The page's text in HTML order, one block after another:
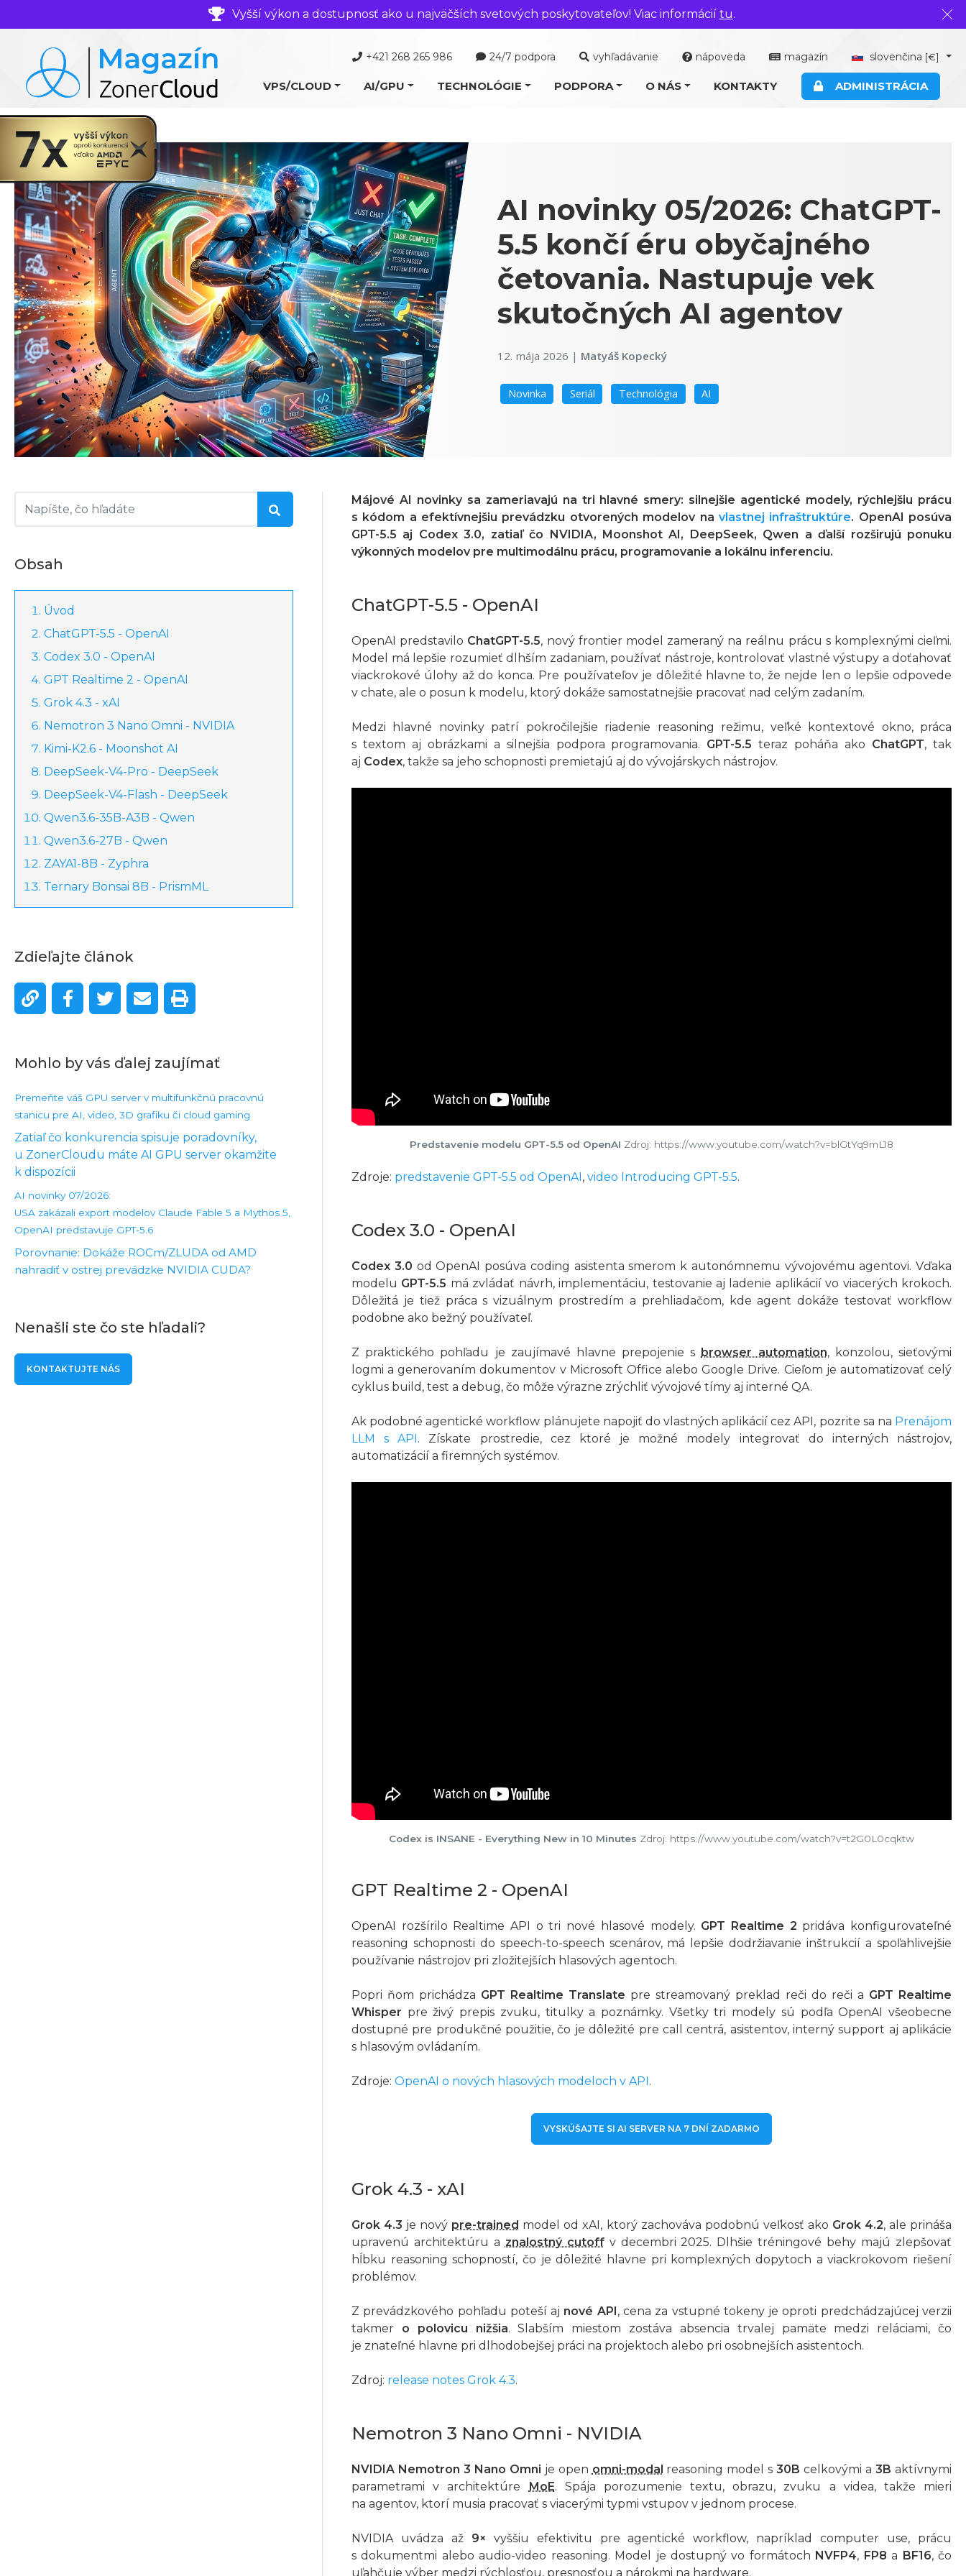
Vyšší výkon a dostupnosť ako u najväčších svetových poskytovateľov! Viac informácií tu.
+421 268 265 986 24/7 podpora vyhľadávanie nápoveda magazín slovenčina [€]
VPS/CLOUD AI/GPU TECHNOLÓGIE PODPORA O NÁS KONTAKTY ADMINISTRÁCIA
AI novinky 05/2026: ChatGPT-
5.5 končí éru obyčajného
četovania. Nastupuje vek
skutočných AI agentov
12. mája 2026 | Matyáš Kopecký
Novinka Seriál Technológia AI
Obsah
Úvod
ChatGPT-5.5 - OpenAI
Codex 3.0 - OpenAI
GPT Realtime 2 - OpenAI
Grok 4.3 - xAI
Nemotron 3 Nano Omni - NVIDIA
Kimi-K2.6 - Moonshot AI
DeepSeek-V4-Pro - DeepSeek
DeepSeek-V4-Flash - DeepSeek
Qwen3.6-35B-A3B - Qwen
Qwen3.6-27B - Qwen
ZAYA1-8B - Zyphra
Ternary Bonsai 8B - PrismML
Zdieľajte článok
Mohlo by vás ďalej zaujímať
Premeňte váš GPU server v multifunkčnú pracovnú
stanicu pre AI, video, 3D grafiku či cloud gaming
Zatiaľ čo konkurencia spisuje poradovníky,
u ZonerCloudu máte AI GPU server okamžite
k dispozícii
AI novinky 07/2026:
USA zakázali export modelov Claude Fable 5 a Mythos 5,
OpenAI predstavuje GPT-5.6
Porovnanie: Dokáže ROCm/ZLUDA od AMD
nahradiť v ostrej prevádzke NVIDIA CUDA?
Nenašli ste čo ste hľadali?
KONTAKTUJTE NÁS
Májové AI novinky sa zameriavajú na tri hlavné smery: silnejšie agentické modely, rýchlejšiu prácu
s kódom a efektívnejšiu prevádzku otvorených modelov na vlastnej infraštruktúre. OpenAI posúva
GPT-5.5 aj Codex 3.0, zatiaľ čo NVIDIA, Moonshot AI, DeepSeek, Qwen a ďalší rozširujú ponuku
výkonných modelov pre multimodálnu prácu, programovanie a lokálnu inferenciu.
ChatGPT-5.5 - OpenAI
OpenAI predstavilo ChatGPT-5.5, nový frontier model zameraný na reálnu prácu s komplexnými cieľmi.
Model má lepšie rozumieť dlhším zadaniam, používať nástroje, kontrolovať vlastné výstupy a doťahovať
viackrokové úlohy až do konca. Pre používateľov je dôležité hlavne to, že nejde len o lepšie odpovede
v chate, ale o posun k modelu, ktorý dokáže samostatnejšie pracovať nad celým zadaním.
Medzi hlavné novinky patrí pokročilejšie riadenie reasoning režimu, veľké kontextové okno, práca
s textom aj obrázkami a silnejšia podpora programovania. GPT-5.5 teraz poháňa ako ChatGPT, tak
aj Codex, takže sa jeho schopnosti premietajú aj do vývojárskych nástrojov.
Predstavenie modelu GPT-5.5 od OpenAI Zdroj: https://www.youtube.com/watch?v=blGtYq9mL18
Zdroje: predstavenie GPT-5.5 od OpenAI, video Introducing GPT-5.5.
Codex 3.0 - OpenAI
Codex 3.0 od OpenAI posúva coding asistenta smerom k autonómnemu vývojovému agentovi. Vďaka
modelu GPT-5.5 má zvládať návrh, implementáciu, testovanie aj ladenie aplikácií vo viacerých krokoch.
Dôležitá je tiež práca s vizuálnym prostredím a prehliadačom, kde agent dokáže testovať workflow
podobne ako bežný používateľ.
Z praktického pohľadu je zaujímavé hlavne prepojenie s browser automation, konzolou, sieťovými
logmi a generovaním dokumentov v Microsoft Office alebo Google Drive. Cieľom je automatizovať celý
cyklus build, test a debug, čo môže výrazne zrýchliť vývojové tímy aj interné QA.
Ak podobné agentické workflow plánujete napojiť do vlastných aplikácií cez API, pozrite sa na Prenájom
LLM s API. Získate prostredie, cez ktoré je možné modely integrovať do interných nástrojov,
automatizácií a firemných systémov.
Codex is INSANE - Everything New in 10 Minutes Zdroj: https://www.youtube.com/watch?v=t2G0L0cqktw
GPT Realtime 2 - OpenAI
OpenAI rozšírilo Realtime API o tri nové hlasové modely. GPT Realtime 2 pridáva konfigurovateľné
reasoning schopnosti do speech-to-speech scenárov, má lepšie dodržiavanie inštrukcií a spoľahlivejšie
používanie nástrojov pri zložitejších hlasových agentoch.
Popri ňom prichádza GPT Realtime Translate pre streamovaný preklad reči do reči a GPT Realtime
Whisper pre živý prepis zvuku, titulky a poznámky. Všetky tri modely sú podľa OpenAI všeobecne
dostupné pre produkčné použitie, čo je dôležité pre call centrá, asistentov, interný support aj aplikácie
s hlasovým ovládaním.
Zdroje: OpenAI o nových hlasových modeloch v API.
VYSKÚŠAJTE SI AI SERVER NA 7 DNÍ ZADARMO
Grok 4.3 - xAI
Grok 4.3 je nový pre-trained model od xAI, ktorý zachováva podobnú veľkosť ako Grok 4.2, ale prináša
upravenú architektúru a znalostný cutoffv decembri 2025. Dlhšie tréningové behy majú zlepšovať
hĺbku reasoning schopností, čo je dôležité hlavne pri komplexných dopytoch a viackrokovom riešení
problémov.
Z prevádzkového pohľadu poteší aj nové API, cena za vstupné tokeny je oproti predchádzajúcej verzii
takmer o polovicu nižšia. Slabším miestom zostáva absencia trvalej pamäte medzi reláciami, čo
je znateľné hlavne pri dlhodobejšej práci na projektoch alebo pri osobnejších asistentoch.
Zdroj: release notes Grok 4.3.
Nemotron 3 Nano Omni - NVIDIA
NVIDIA Nemotron 3 Nano Omni je open omni-modal reasoning model s30B celkovými a3B aktívnymi
parametrami v architektúre MoE. Spája porozumenie textu, obrazu, zvuku a videa, takže mieri
na agentov, ktorí musia pracovať s viacerými typmi vstupov v jednom procese.
NVIDIA uvádza až 9× vyššiu efektivitu pre agentické workflow, napríklad computer use, prácu
s dokumentmi alebo audio-video reasoning. Model je dostupný vo formátoch NVFP4, FP8 a BF16, čo
uľahčuje výber medzi rýchlosťou, presnosťou a nárokmi na hardware.